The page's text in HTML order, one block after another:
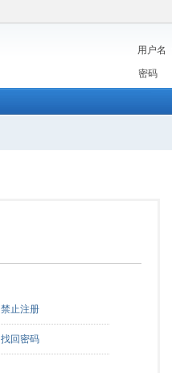
用户名
密码
禁止注册
找回密码